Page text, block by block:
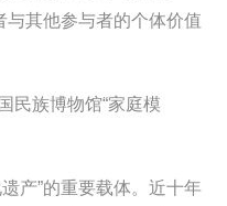
与其他参与者的个体价值
族博物馆“家庭模
”的重要载体。近十年